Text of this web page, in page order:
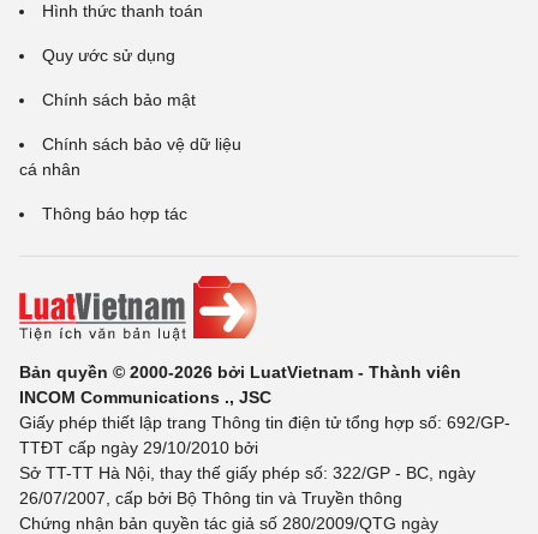
Hình thức thanh toán
Quy ước sử dụng
Chính sách bảo mật
Chính sách bảo vệ dữ liệu
cá nhân
Thông báo hợp tác
Bản quyền © 2000-2026 bởi LuatVietnam - Thành viên
INCOM Communications ., JSC
Giấy phép thiết lập trang Thông tin điện tử tổng hợp số: 692/GP-
TTĐT cấp ngày 29/10/2010 bởi
Sở TT-TT Hà Nội, thay thế giấy phép số: 322/GP - BC, ngày
26/07/2007, cấp bởi Bộ Thông tin và Truyền thông
Chứng nhận bản quyền tác giả số 280/2009/QTG ngày